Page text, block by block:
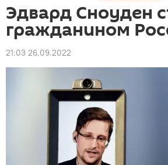
Эдвард Сноуден
гражданином
21:03 26.09.2022